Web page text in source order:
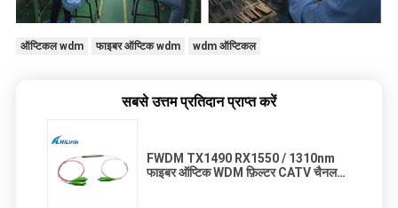
ऑप्टिकल wdm फाइबर ऑप्टिक wdm wdm ऑप्टिकल
सबसे उत्तम प्रतिदान प्राप्त करें
FWDM TX1490 RX1550 / 1310nm
फाइबर ऑप्टिक WDM फ़िल्टर CATV चैनल